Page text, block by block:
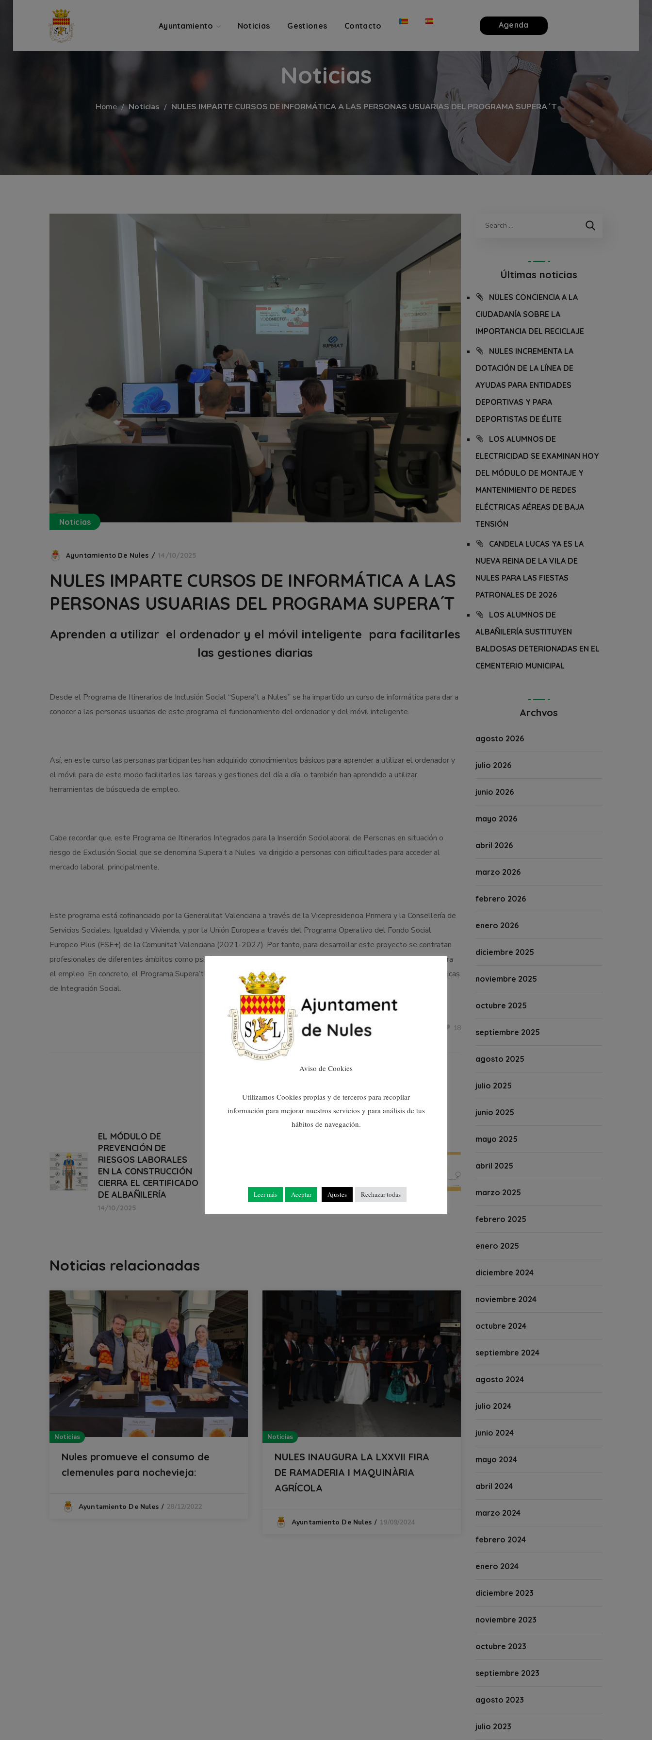
Ayuntamiento Noticias Gestiones Contacto Agenda
Noticias
Home Noticias NULES IMPARTE CURSOS DE INFORMÁTICA A LAS PERSONAS USUARIAS DEL PROGRAMA SUPERA´T
Noticias
Ayuntamiento De Nules 14/10/2025
NULES IMPARTE CURSOS DE INFORMÁTICA A LAS
PERSONAS USUARIAS DEL PROGRAMA SUPERA´T
Aprenden a utilizar el ordenador y el móvil inteligente para facilitarles
las gestiones diarias
Desde el Programa de Itinerarios de Inclusión Social “Supera’t a Nules” se ha impartido un curso de informática para dar a
conocer a las personas usuarias de este programa el funcionamiento del ordenador y del móvil inteligente.
Así, en este curso las personas participantes han adquirido conocimientos básicos para aprender a utilizar el ordenador y
el móvil para de este modo facilitarles las tareas y gestiones del día a día, o también han aprendido a utilizar
herramientas de búsqueda de empleo.
Cabe recordar que, este Programa de Itinerarios Integrados para la Inserción Sociolaboral de Personas en situación o
riesgo de Exclusión Social que se denomina Supera’t a Nules va dirigido a personas con dificultades para acceder al
mercado laboral, principalmente.
Este programa está cofinanciado por la Generalitat Valenciana a través de la Vicepresidencia Primera y la Consellería de
Servicios Sociales, Igualdad y Vivienda, y por la Unión Europea a través del Programa Operativo del Fondo Social
Europeo Plus (FSE+) de la Comunitat Valenciana (2021-2027). Por tanto, para desarrollar este proyecto se contratan
profesionales de diferentes ámbitos como psicólogos, trabajadores sociales, orientadores laborales, o formadores para
el empleo. En concreto, el Programa Supera’t a Nules está formado por dos profesionales de la psicología y dos técnicas
de Integración Social.
18
EL MÓDULO DE
PREVENCIÓN DE
RIESGOS LABORALES
EN LA CONSTRUCCIÓN
CIERRA EL CERTIFICADO
DE ALBAÑILERÍA
14/10/2025
ESTRATÉGICO BCG
Noticias relacionadas
Noticias
Nules promueve el consumo de
clemenules para nochevieja:
Ayuntamiento De Nules 28/12/2022
Noticias
NULES INAUGURA LA LXXVII FIRA
DE RAMADERIA I MAQUINÀRIA
AGRÍCOLA
Ayuntamiento De Nules 19/09/2024
Últimas noticias
NULES CONCIENCIA A LA
CIUDADANÍA SOBRE LA
IMPORTANCIA DEL RECICLAJE
NULES INCREMENTA LA
DOTACIÓN DE LA LÍNEA DE
AYUDAS PARA ENTIDADES
DEPORTIVAS Y PARA
DEPORTISTAS DE ÉLITE
LOS ALUMNOS DE
ELECTRICIDAD SE EXAMINAN HOY
DEL MÓDULO DE MONTAJE Y
MANTENIMIENTO DE REDES
ELÉCTRICAS AÉREAS DE BAJA
TENSIÓN
CANDELA LUCAS YA ES LA
NUEVA REINA DE LA VILA DE
NULES PARA LAS FIESTAS
PATRONALES DE 2026
LOS ALUMNOS DE
ALBAÑILERÍA SUSTITUYEN
BALDOSAS DETERIONADAS EN EL
CEMENTERIO MUNICIPAL
Archvos
agosto 2026
julio 2026
junio 2026
mayo 2026
abril 2026
marzo 2026
febrero 2026
enero 2026
diciembre 2025
noviembre 2025
octubre 2025
septiembre 2025
agosto 2025
julio 2025
junio 2025
mayo 2025
abril 2025
marzo 2025
febrero 2025
enero 2025
diciembre 2024
noviembre 2024
octubre 2024
septiembre 2024
agosto 2024
julio 2024
junio 2024
mayo 2024
abril 2024
marzo 2024
febrero 2024
enero 2024
diciembre 2023
noviembre 2023
octubre 2023
septiembre 2023
agosto 2023
julio 2023
Aviso de Cookies
Utilizamos Cookies propias y de terceros para recopilar
información para mejorar nuestros servicios y para análisis de tus
hábitos de navegación.
Leer más Aceptar Ajustes Rechazar todas